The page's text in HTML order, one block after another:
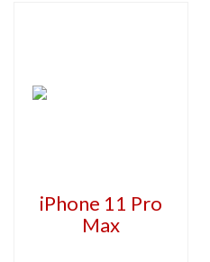
iPhone 11 Pro
Max